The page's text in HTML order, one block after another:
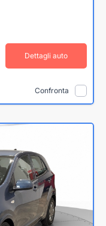
Dettagli auto
Confronta